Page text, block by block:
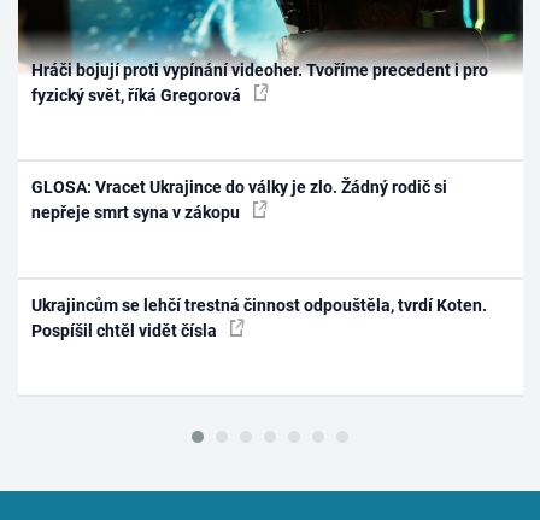
Hráči bojují proti vypínání videoher. Tvoříme precedent i pro
fyzický svět, říká Gregorová
GLOSA: Vracet Ukrajince do války je zlo. Žádný rodič si
nepřeje smrt syna v zákopu
Ukrajincům se lehčí trestná činnost odpouštěla, tvrdí Koten.
Pospíšil chtěl vidět čísla